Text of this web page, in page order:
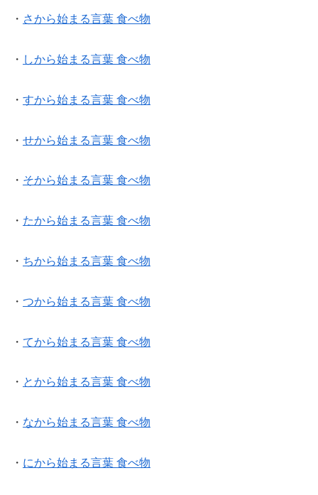
・ さから始まる言葉 食べ物
・ しから始まる言葉 食べ物
・ すから始まる言葉 食べ物
・ せから始まる言葉 食べ物
・ そから始まる言葉 食べ物
・ たから始まる言葉 食べ物
・ ちから始まる言葉 食べ物
・ つから始まる言葉 食べ物
・ てから始まる言葉 食べ物
・ とから始まる言葉 食べ物
・ なから始まる言葉 食べ物
・ にから始まる言葉 食べ物